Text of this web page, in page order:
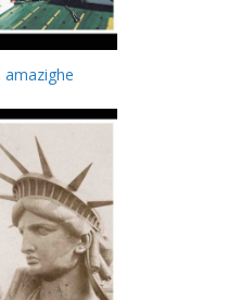
amazighe